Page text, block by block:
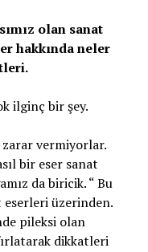
olan sanat
hakkında neler
ilginç bir şey.
vermiyorlar.
bir eser sanat
da biricik. “ Bu
eserleri üzerinden.
pileksi olan
dikkatleri